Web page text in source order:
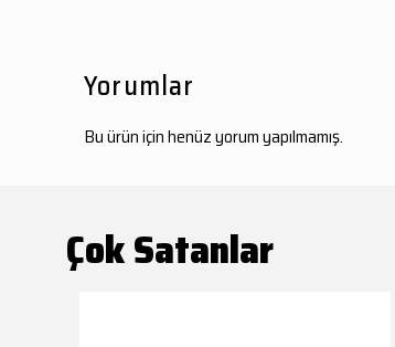
Yorumlar
Bu ürün için henüz yorum yapılmamış.
Çok Satanlar